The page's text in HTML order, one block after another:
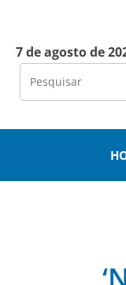
7 de agosto de